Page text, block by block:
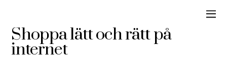
Shoppa lätt och rätt på
internet